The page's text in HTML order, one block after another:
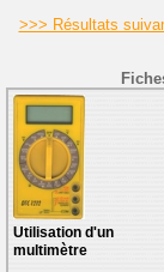
>>> Résultats
Utilisation d'un
multimètre